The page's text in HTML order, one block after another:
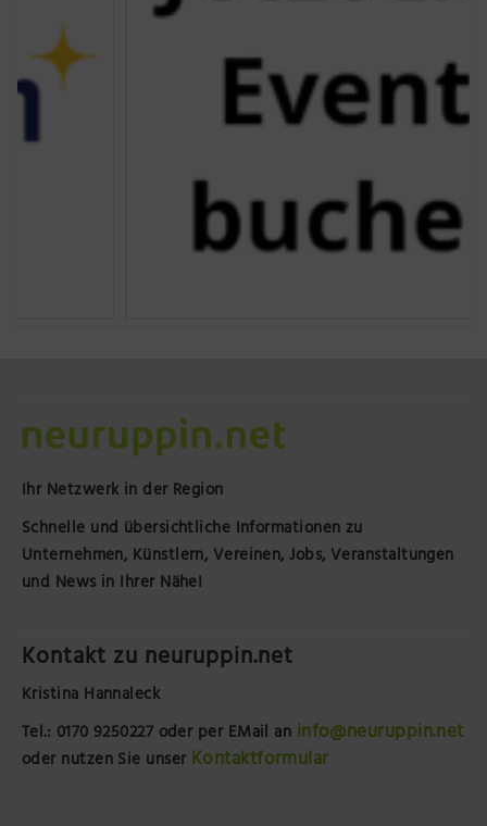
Ihr Netzwerk in der Region
Schnelle und übersichtliche Informationen zu
Unternehmen, Künstlern, Vereinen, Jobs, Veranstaltungen
und News in Ihrer Nähe!
Kontakt zu neuruppin.net
Kristina Hannaleck
Tel.: 0170 9250227 oder per EMail an info@neuruppin.net
oder nutzen Sie unser Kontaktformular